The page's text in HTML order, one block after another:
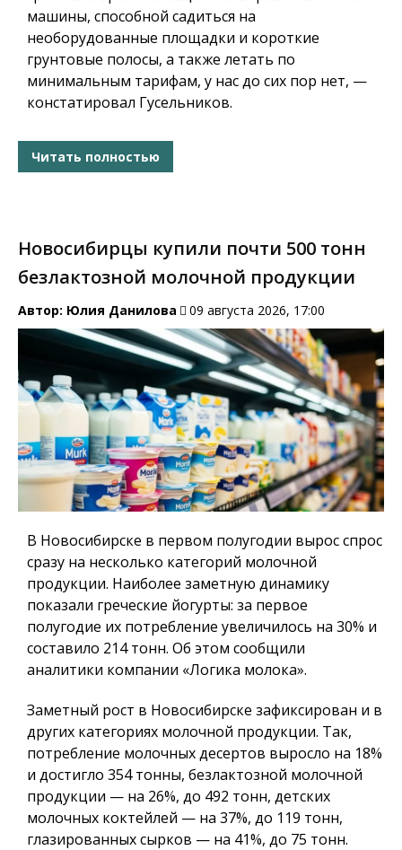
машины, способной садиться на
необорудованные площадки и короткие
грунтовые полосы, а также летать по
минимальным тарифам, у нас до сих пор нет, —
констатировал Гусельников.
Читать полностью
Новосибирцы купили почти 500 тонн
безлактозной молочной продукции
Автор: Юлия Данилова 09 августа 2026, 17:00
В Новосибирске в первом полугодии вырос спрос
сразу на несколько категорий молочной
продукции. Наиболее заметную динамику
показали греческие йогурты: за первое
полугодие их потребление увеличилось на 30% и
составило 214 тонн. Об этом сообщили
аналитики компании «Логика молока».
Заметный рост в Новосибирске зафиксирован и в
других категориях молочной продукции. Так,
потребление молочных десертов выросло на 18%
и достигло 354 тонны, безлактозной молочной
продукции — на 26%, до 492 тонн, детских
молочных коктейлей — на 37%, до 119 тонн,
глазированных сырков — на 41%, до 75 тонн.